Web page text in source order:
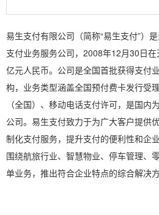
易生支付有限公司（简称“易生支付”）
支付业务服务公司，2008年12月30日
亿元人民币。公司是全国首批获得支付
构，业务类型涵盖全国预付费卡发行受
（全国）、移动电话支付许可，是国内
公司。易生支付致力于为广大客户提供
制化支付服务，提升支付的便利性和企
围绕航旅行业、智慧物业、停车管理、
单业务，推出符合企业特点的综合解决